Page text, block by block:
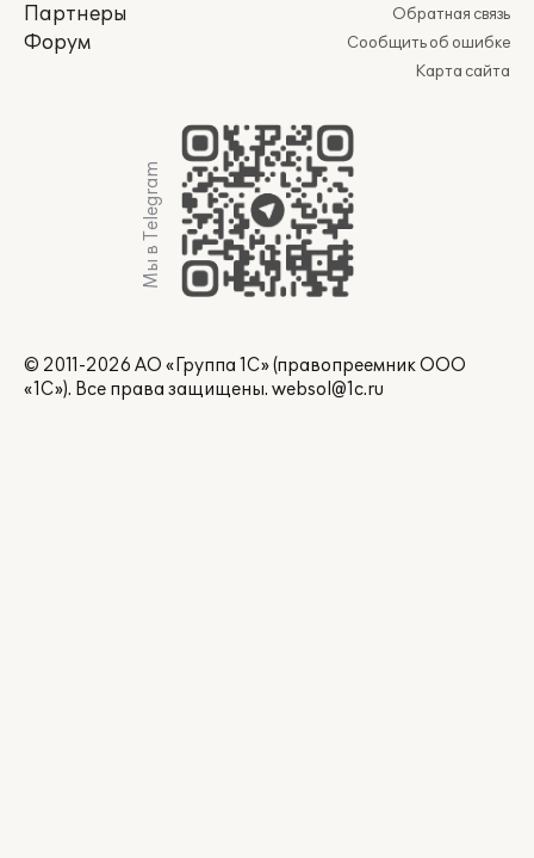
Партнеры
Форум
Обратная связь
Сообщить об ошибке
Карта сайта
Мы в Telegram
© 2011-2026 АО «Группа 1С» (правопреемник ООО
«1С»). Все права защищены. websol@1c.ru